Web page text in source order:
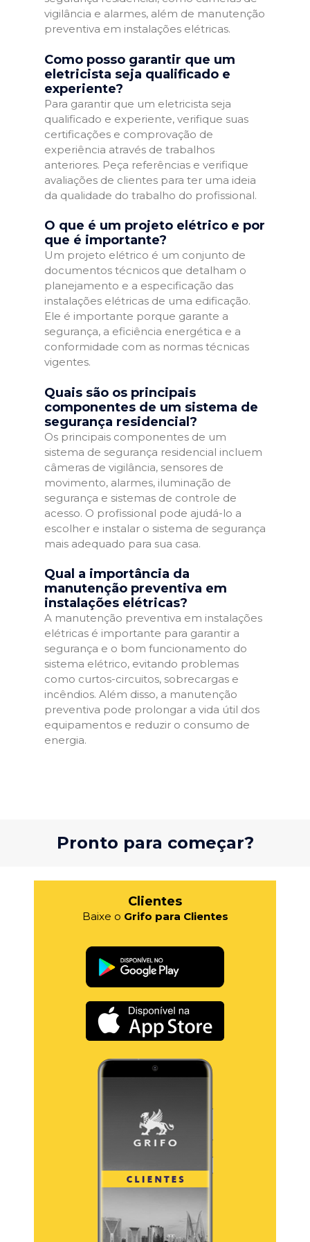
vigilância e alarmes, além de manutenção
preventiva em instalações elétricas.
Como posso garantir que um
eletricista seja qualificado e
experiente?
Para garantir que um eletricista seja
qualificado e experiente, verifique suas
certificações e comprovação de
experiência através de trabalhos
anteriores. Peça referências e verifique
avaliações de clientes para ter uma ideia
da qualidade do trabalho do profissional.
O que é um projeto elétrico e por
que é importante?
Um projeto elétrico é um conjunto de
documentos técnicos que detalham o
planejamento e a especificação das
instalações elétricas de uma edificação.
Ele é importante porque garante a
segurança, a eficiência energética e a
conformidade com as normas técnicas
vigentes.
Quais são os principais
componentes de um sistema de
segurança residencial?
Os principais componentes de um
sistema de segurança residencial incluem
câmeras de vigilância, sensores de
movimento, alarmes, iluminação de
segurança e sistemas de controle de
acesso. O profissional pode ajudá-lo a
escolher e instalar o sistema de segurança
mais adequado para sua casa.
Qual a importância da
manutenção preventiva em
instalações elétricas?
A manutenção preventiva em instalações
elétricas é importante para garantir a
segurança e o bom funcionamento do
sistema elétrico, evitando problemas
como curtos-circuitos, sobrecargas e
incêndios. Além disso, a manutenção
preventiva pode prolongar a vida útil dos
equipamentos e reduzir o consumo de
energia.
Pronto para começar?
Clientes
Baixe o Grifo para Clientes